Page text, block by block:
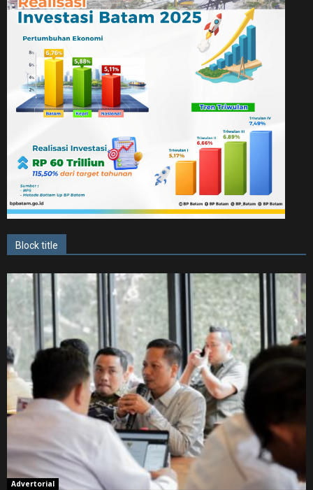
Block title
Advertorial